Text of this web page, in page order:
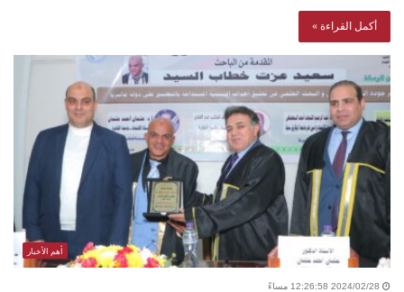
أكمل القراءة »
أهم الأخبار
2024/02/28 12:26:58 مساءً